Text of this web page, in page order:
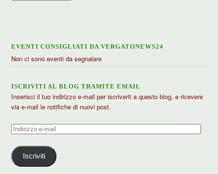
EVENTI CONSIGLIATI DA VERGATONEWS24
Non ci sono eventi da segnalare
ISCRIVITI AL BLOG TRAMITE EMAIL
Inserisci il tuo indirizzo e-mail per iscriverti a questo blog, e ricevere
via e-mail le notifiche di nuovi post.
Indirizzo
mail
Iscriviti